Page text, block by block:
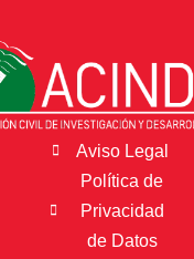
Aviso Legal
Política de
Privacidad
de Datos